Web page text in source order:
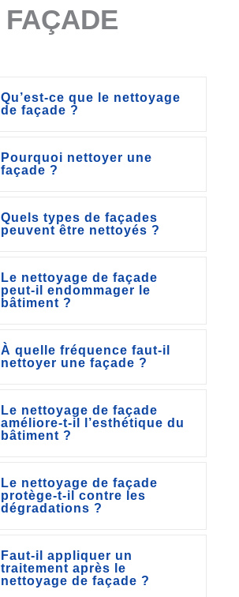
FAÇADE
Qu’est-ce que le nettoyage
de façade ?
Pourquoi nettoyer une
façade ?
Quels types de façades
peuvent être nettoyés ?
Le nettoyage de façade
peut-il endommager le
bâtiment ?
À quelle fréquence faut-il
nettoyer une façade ?
Le nettoyage de façade
améliore-t-il l’esthétique du
bâtiment ?
Le nettoyage de façade
protège-t-il contre les
dégradations ?
Faut-il appliquer un
traitement après le
nettoyage de façade ?